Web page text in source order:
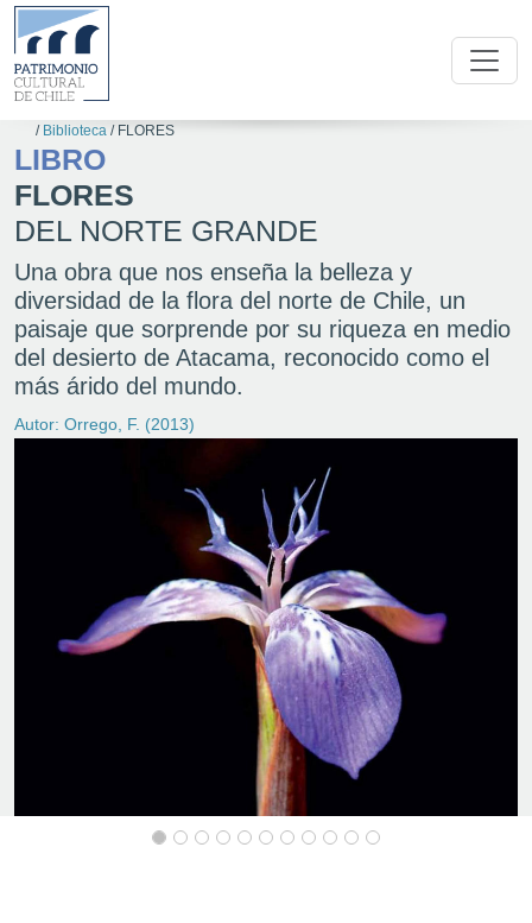
/ Biblioteca / FLORES
LIBRO
FLORES
DEL NORTE GRANDE
Una obra que nos enseña la belleza y
diversidad de la flora del norte de Chile, un
paisaje que sorprende por su riqueza en medio
del desierto de Atacama, reconocido como el
más árido del mundo.
Autor: Orrego, F. (2013)